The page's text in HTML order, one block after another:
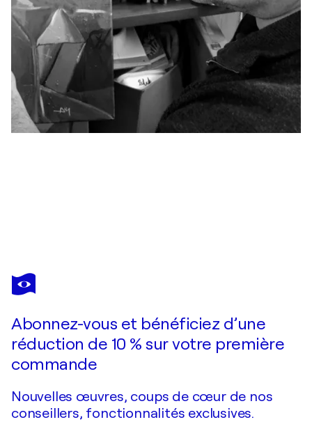
PHILIPPE ABRIL
Château d'eau à Ségry
Abonnez-vous et bénéficiez d’une
réduction de 10 % sur votre première
commande
Nouvelles œuvres, coups de cœur de nos
conseillers, fonctionnalités exclusives.